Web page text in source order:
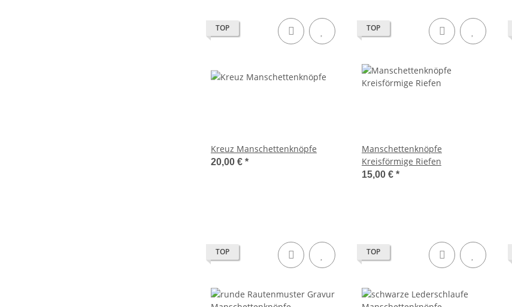
TOP
Kreuz Manschettenknöpfe
20,00 € *
TOP
Manschettenknöpfe
Kreisförmige Riefen
15,00 € *
TOP TOP